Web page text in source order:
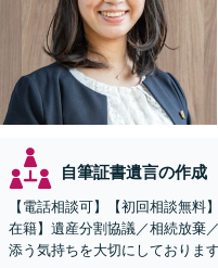
自筆証書遺言の作成
【電話相談可】【初回相談無料
在籍】遺産分割協議／相続放棄
添う気持ちを大切にしておりま